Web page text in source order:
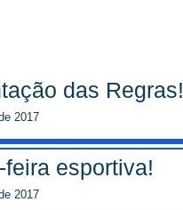
das Regras!
2017
feira esportiva!
2017